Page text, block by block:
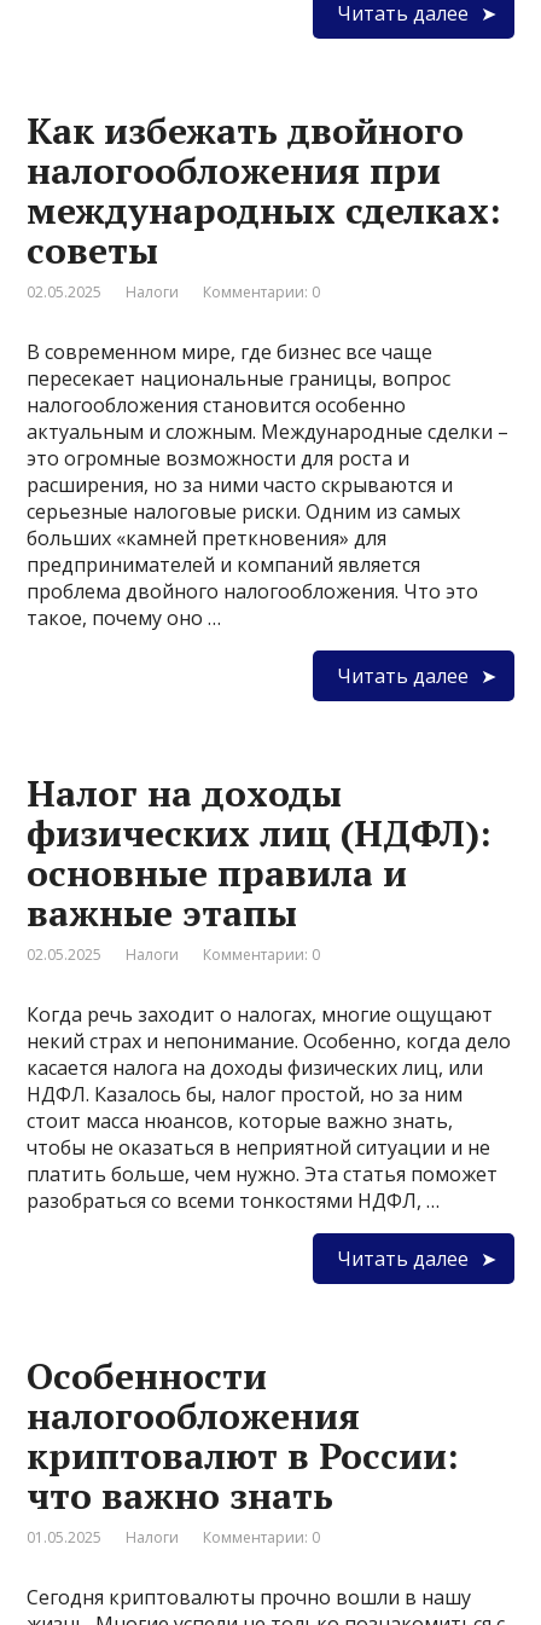
Читать далее
Как избежать двойного
налогообложения при
международных сделках:
советы
02.05.2025 Налоги Комментарии: 0
В современном мире, где бизнес все чаще
пересекает национальные границы, вопрос
налогообложения становится особенно
актуальным и сложным. Международные сделки –
это огромные возможности для роста и
расширения, но за ними часто скрываются и
серьезные налоговые риски. Одним из самых
больших «камней преткновения» для
предпринимателей и компаний является
проблема двойного налогообложения. Что это
такое, почему оно …
Читать далее
Налог на доходы
физических лиц (НДФЛ):
основные правила и
важные этапы
02.05.2025 Налоги Комментарии: 0
Когда речь заходит о налогах, многие ощущают
некий страх и непонимание. Особенно, когда дело
касается налога на доходы физических лиц, или
НДФЛ. Казалось бы, налог простой, но за ним
стоит масса нюансов, которые важно знать,
чтобы не оказаться в неприятной ситуации и не
платить больше, чем нужно. Эта статья поможет
разобраться со всеми тонкостями НДФЛ, …
Читать далее
Особенности
налогообложения
криптовалют в России:
что важно знать
01.05.2025 Налоги Комментарии: 0
Сегодня криптовалюты прочно вошли в нашу